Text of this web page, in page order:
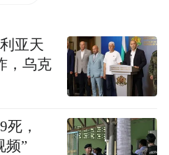
亚天
，乌克
，
频”